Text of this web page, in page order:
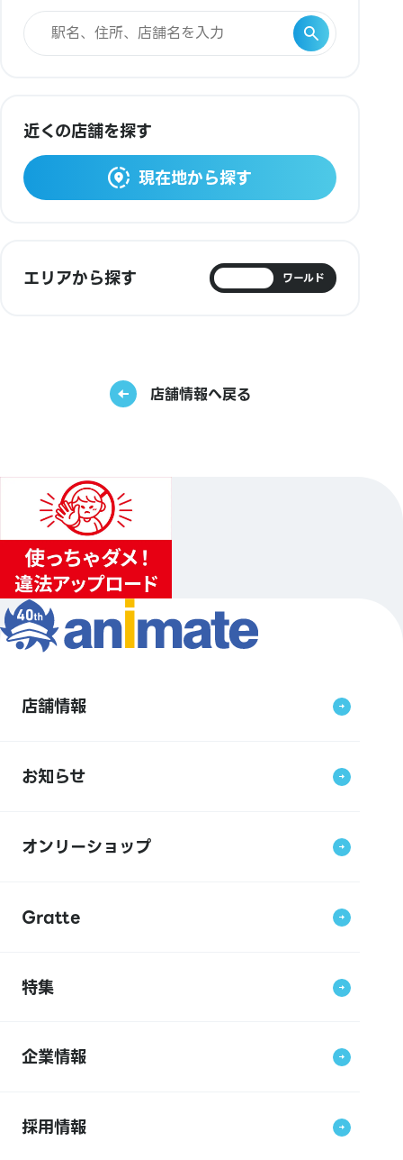
近くの店舗を探す
現在地から探す
エリアから探す ワールド
店舗情報へ戻る
店舗情報
お知らせ
オンリーショップ
Gratte
特集
企業情報
採用情報